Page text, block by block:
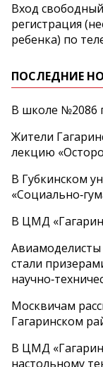
Вход
регистрация
ребенка) по
ПОСЛЕДНИЕ
В школе №2086
Жители
лекцию
В Губкинском
В ЦМД
стали
Москвичам
Гагаринском
В ЦМД
настольному